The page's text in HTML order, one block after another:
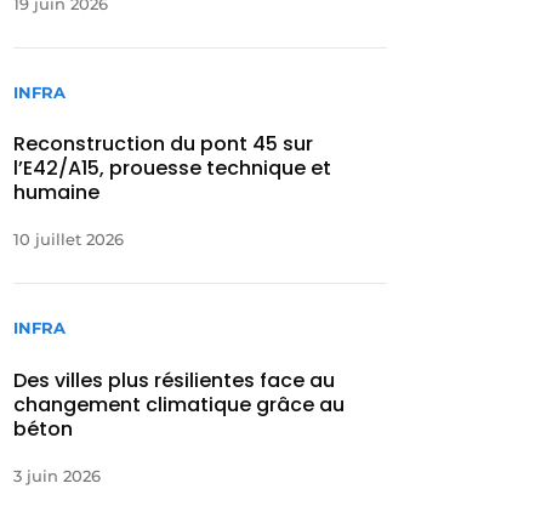
INFRA
Reconstruction du pont 45 sur
l’E42/A15, prouesse technique et
humaine
10 juillet 2026
INFRA
Des villes plus résilientes face au
changement climatique grâce au
béton
3 juin 2026